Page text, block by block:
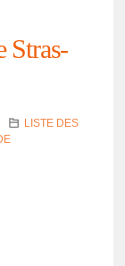
Stras­
LISTE DES